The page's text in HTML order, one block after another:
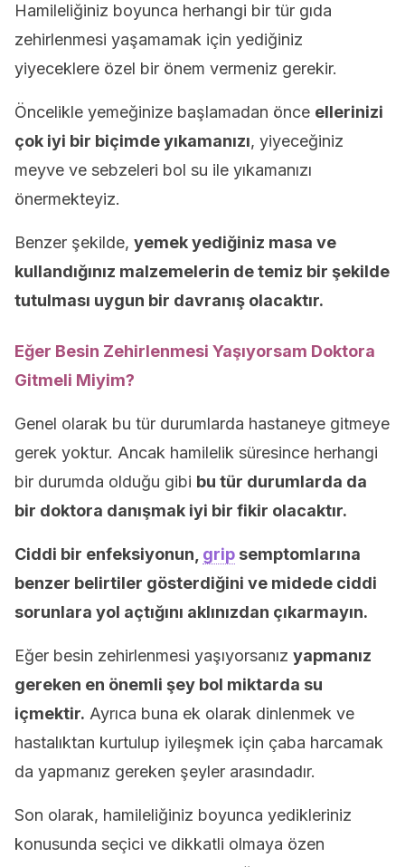
Hamileliğiniz boyunca herhangi bir tür gıda
zehirlenmesi yaşamamak için yediğiniz
yiyeceklere özel bir önem vermeniz gerekir.
Öncelikle yemeğinize başlamadan önce ellerinizi
çok iyi bir biçimde yıkamanızı, yiyeceğiniz
meyve ve sebzeleri bol su ile yıkamanızı
önermekteyiz.
Benzer şekilde, yemek yediğiniz masa ve
kullandığınız malzemelerin de temiz bir şekilde
tutulması uygun bir davranış olacaktır.
Eğer Besin Zehirlenmesi Yaşıyorsam Doktora
Gitmeli Miyim?
Genel olarak bu tür durumlarda hastaneye gitmeye
gerek yoktur. Ancak hamilelik süresince herhangi
bir durumda olduğu gibi bu tür durumlarda da
bir doktora danışmak iyi bir fikir olacaktır.
Ciddi bir enfeksiyonun, grip semptomlarına
benzer belirtiler gösterdiğini ve midede ciddi
sorunlara yol açtığını aklınızdan çıkarmayın.
Eğer besin zehirlenmesi yaşıyorsanız yapmanız
gereken en önemli şey bol miktarda su
içmektir. Ayrıca buna ek olarak dinlenmek ve
hastalıktan kurtulup iyileşmek için çaba harcamak
da yapmanız gereken şeyler arasındadır.
Son olarak, hamileliğiniz boyunca yedikleriniz
konusunda seçici ve dikkatli olmaya özen